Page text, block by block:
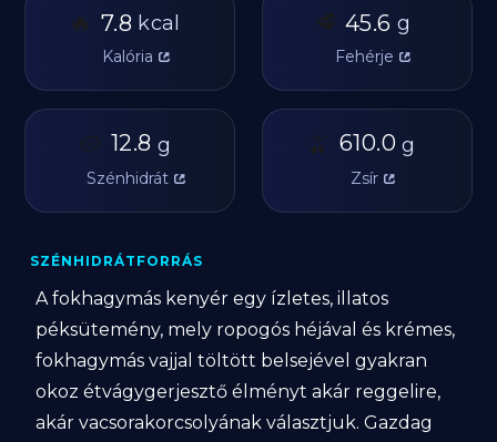
🔥 7.8 kcal
Kalória
🥩 45.6 g
Fehérje
🥔 12.8 g
Szénhidrát
🫒 610.0 g
Zsír
SZÉNHIDRÁTFORRÁS
A fokhagymás kenyér egy ízletes, illatos
péksütemény, mely ropogós héjával és krémes,
fokhagymás vajjal töltött belsejével gyakran
okoz étvágygerjesztő élményt akár reggelire,
akár vacsorakorcsolyának választjuk. Gazdag